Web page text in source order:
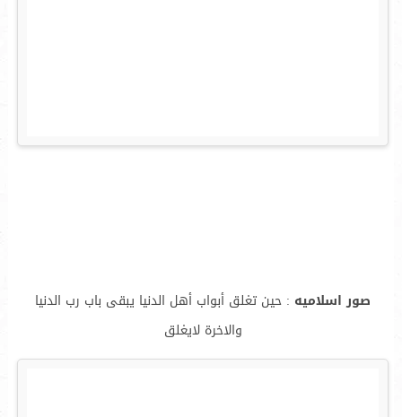
صور اسلاميه : حين تغلق أبواب أهل الدنيا يبقى باب رب الدنيا
والاخرة لايغلق